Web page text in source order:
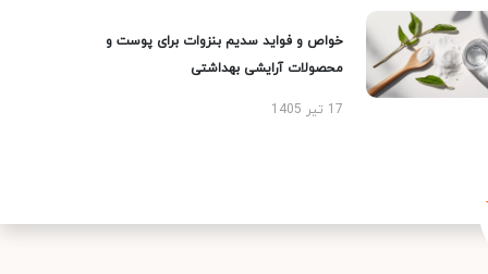
خواص و فواید سدیم بنزوات برای پوست و
محصولات آرایشی بهداشتی
17 تیر 1405